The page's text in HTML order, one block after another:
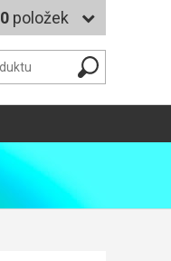
0 položek